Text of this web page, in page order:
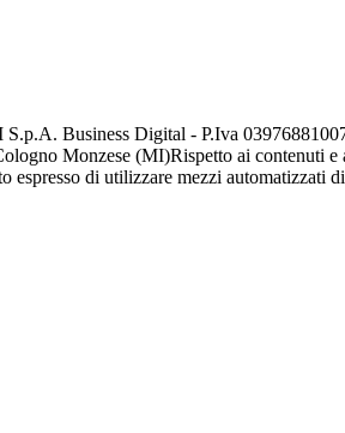
S.p.A. Business Digital - P.Iva
Monzese (MI)Rispetto ai contenuti e
espresso di utilizzare mezzi automatizzati